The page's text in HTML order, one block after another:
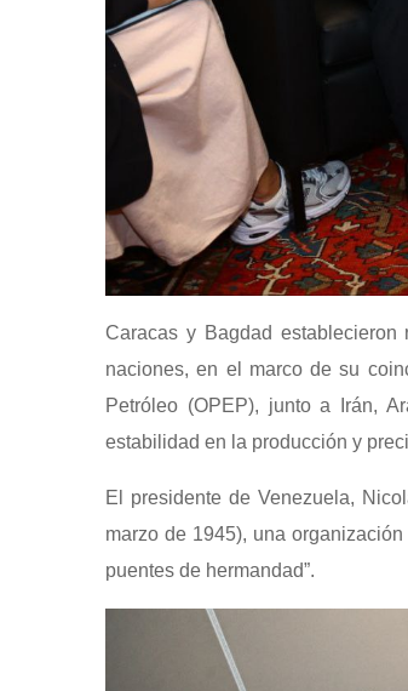
Caracas y Bagdad
naciones, en el marco de su
Petróleo (OPEP), junto a Irán,
estabilidad en la producción y
El presidente de Venezuela,
marzo de 1945), una
puentes de hermandad”.